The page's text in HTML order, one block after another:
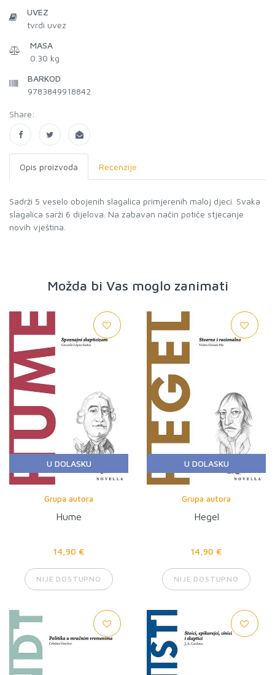
UVEZ
tvrdi uvez
MASA
0.30 kg
BARKOD
9783849918842
Share:
Opis proizvoda Recenzije
Sadrži 5 veselo obojenih slagalica primjerenih maloj djeci. Svaka
slagalica sarži 6 dijelova. Na zabavan način potiče stjecanje
novih vještina.
Možda bi Vas moglo zanimati
U DOLASKU
Grupa autora
Hume
14,90 €
NIJE DOSTUPNO
U DOLASKU
Grupa autora
Hegel
14,90 €
NIJE DOSTUPNO